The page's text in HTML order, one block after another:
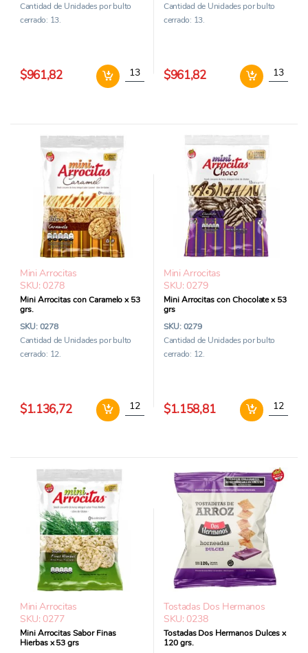
Cantidad de Unidades por bulto
cerrado: 13.
$961,82 Cintitas Tostex Ketchup x125grs cantidad
Cantidad de Unidades por bulto
cerrado: 13.
$961,82 Cintitas
Mini Arrocitas
SKU: 0278
Mini Arrocitas con Caramelo x 53
grs.
SKU: 0278
Cantidad de Unidades por bulto
cerrado: 12.
$1.136,72 Mini Arrocitas con Caramelo x 53 grs.
Mini Arrocitas
SKU: 0279
Mini Arrocitas con Chocolate x 53
grs
SKU: 0279
Cantidad de Unidades por bulto
cerrado: 12.
$1.158,81 Mini
Mini Arrocitas
SKU: 0277
Mini Arrocitas Sabor Finas
Hierbas x 53 grs
Tostadas Dos Hermanos
SKU: 0238
Tostadas Dos Hermanos Dulces x
120 grs.